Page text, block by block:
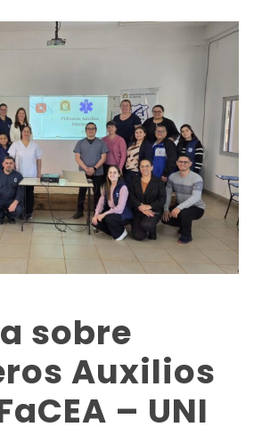
sobre
Auxilios
– UNI